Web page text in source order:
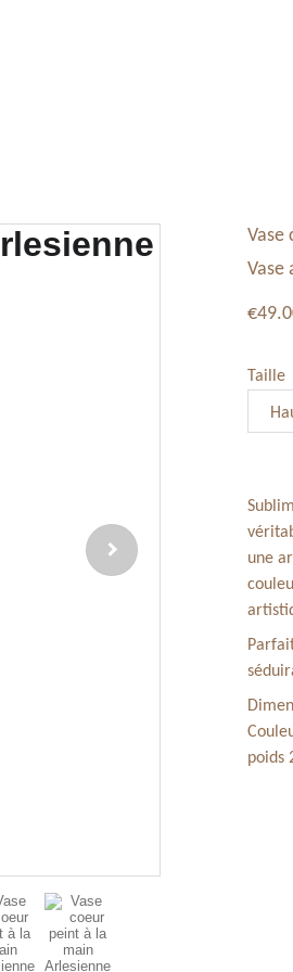
Vase
Vase
Taille
une
poids